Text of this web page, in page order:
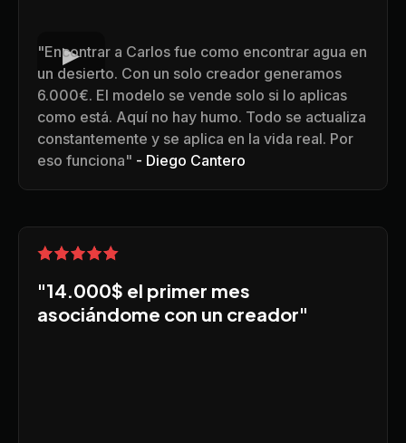
"Encontrar a Carlos fue como encontrar agua en
un desierto. Con un solo creador generamos
6.000€. El modelo se vende solo si lo aplicas
como está. Aquí no hay humo. Todo se actualiza
constantemente y se aplica en la vida real. Por
eso funciona" - Diego Cantero
"14.000$ el primer mes
asociándome con un creador"